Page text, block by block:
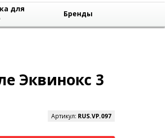
для
Бренды
Эквинокс 3
Артикул: RUS.VP.097